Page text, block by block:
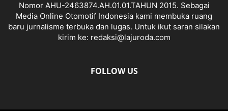
Nomor AHU-2463874.AH.01.01.TAHUN 2015. Sebagai
Media Online Otomotif Indonesia kami membuka ruang
baru jurnalisme terbuka dan lugas. Untuk ikut saran silakan
kirim ke: redaksi@lajuroda.com
FOLLOW US